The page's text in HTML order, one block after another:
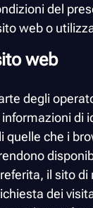
del
web o
web
degli
di
quelle che i
il sito di
dei